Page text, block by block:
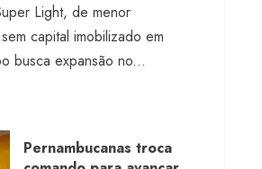
Light, de menor
capital imobilizado em
busca expansão no...
Pernambucanas troca